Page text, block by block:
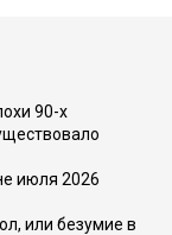
90-х
июля 2026
или безумие в